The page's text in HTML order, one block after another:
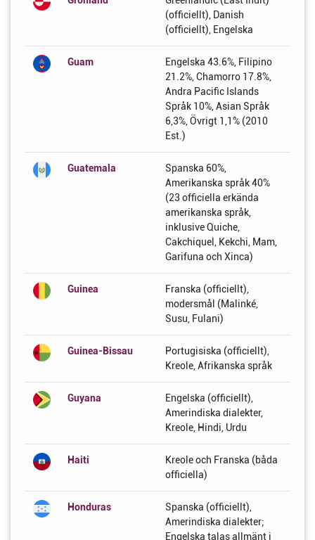
(officiellt), Danish
(officiellt), Engelska
Guam
Engelska 43.6%, Filipino
21.2%, Chamorro 17.8%,
Andra Pacific Islands
Språk 10%, Asian Språk
6,3%, Övrigt 1,1% (2010
Est.)
Guatemala
Spanska 60%,
Amerikanska språk 40%
(23 officiella erkända
amerikanska språk,
inklusive Quiche,
Cakchiquel, Kekchi, Mam,
Garifuna och Xinca)
Guinea
Franska (officiellt),
modersmål (Malinké,
Susu, Fulani)
Guinea-Bissau
Portugisiska (officiellt),
Kreole, Afrikanska språk
Guyana
Engelska (officiellt),
Amerindiska dialekter,
Kreole, Hindi, Urdu
Haiti
Kreole och Franska (båda
officiella)
Honduras
Spanska (officiellt),
Amerindiska dialekter;
Engelska talas allmänt i